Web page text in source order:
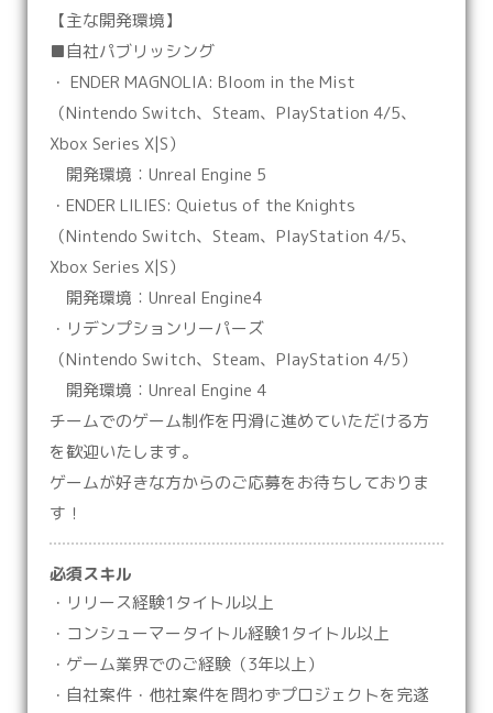
【主な開発環境】
■自社パブリッシング
・ ENDER MAGNOLIA: Bloom in the Mist
（Nintendo Switch、Steam、PlayStation 4/5、
Xbox Series X|S）
開発環境：Unreal Engine 5
・ENDER LILIES: Quietus of the Knights
（Nintendo Switch、Steam、PlayStation 4/5、
Xbox Series X|S）
開発環境：Unreal Engine4
・リデンプションリーパーズ
（Nintendo Switch、Steam、PlayStation 4/5）
開発環境：Unreal Engine 4
チームでのゲーム制作を円滑に進めていただける方
を歓迎いたします。
ゲームが好きな方からのご応募をお待ちしておりま
す！
必須スキル
・リリース経験1タイトル以上
・コンシューマータイトル経験1タイトル以上
・ゲーム業界でのご経験（3年以上）
・自社案件・他社案件を問わずプロジェクトを完遂